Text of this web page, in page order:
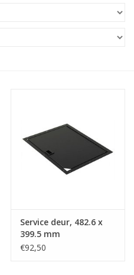
Service deur, 482.6 x
399.5 mm
€92,50